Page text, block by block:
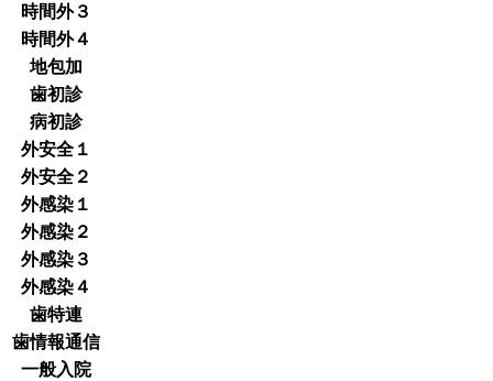
時間外３
時間外４
地包加
歯初診
病初診
外安全１
外安全２
外感染１
外感染２
外感染３
外感染４
歯特連
歯情報通信
一般入院